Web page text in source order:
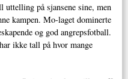
på sjansene sine, men
kampen. Mo-laget dominerte
og god angrepsfotball.
ikke tall på hvor mange